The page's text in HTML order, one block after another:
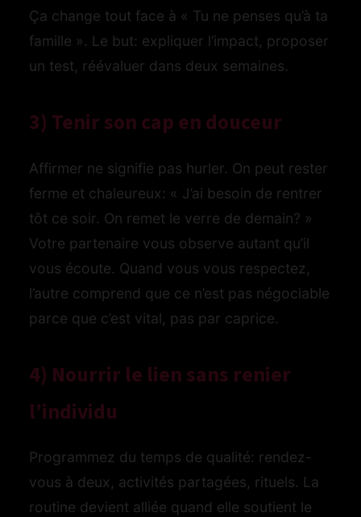
Ça change tout face à « Tu ne penses qu’à ta
famille ». Le but: expliquer l’impact, proposer
un test, réévaluer dans deux semaines.
3) Tenir son cap en douceur
Affirmer ne signifie pas hurler. On peut rester
ferme et chaleureux: « J’ai besoin de rentrer
tôt ce soir. On remet le verre de demain? »
Votre partenaire vous observe autant qu’il
vous écoute. Quand vous vous respectez,
l’autre comprend que ce n’est pas négociable
parce que c’est vital, pas par caprice.
4) Nourrir le lien sans renier
l’individu
Programmez du temps de qualité: rendez-
vous à deux, activités partagées, rituels. La
routine devient alliée quand elle soutient le